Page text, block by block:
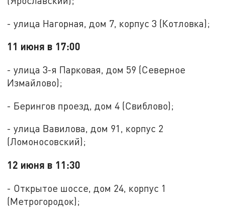
- улица Нагорная, дом 7, корпус 3 (Котловка);
11 июня в 17:00
- улица 3-я Парковая, дом 59 (Северное
Измайлово);
- Берингов проезд, дом 4 (Свиблово);
- улица Вавилова, дом 91, корпус 2
(Ломоносовский);
12 июня в 11:30
- Открытое шоссе, дом 24, корпус 1
(Метрогородок);